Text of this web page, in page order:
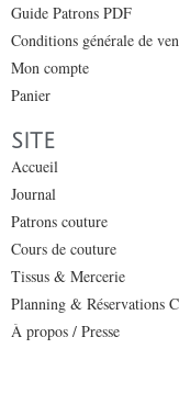
Guide Patrons PDF
Conditions générale de
Mon compte
Panier
SITE
Accueil
Journal
Patrons couture
Cours de couture
Tissus & Mercerie
Planning & Réservations
À propos / Presse